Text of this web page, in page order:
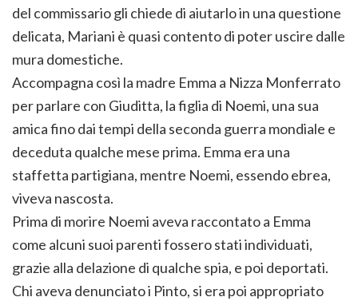
del commissario gli chiede di aiutarlo in una questione
delicata, Mariani è quasi contento di poter uscire dalle
mura domestiche.
Accompagna così la madre Emma a Nizza Monferrato
per parlare con Giuditta, la figlia di Noemi, una sua
amica fino dai tempi della seconda guerra mondiale e
deceduta qualche mese prima. Emma era una
staffetta partigiana, mentre Noemi, essendo ebrea,
viveva nascosta.
Prima di morire Noemi aveva raccontato a Emma
come alcuni suoi parenti fossero stati individuati,
grazie alla delazione di qualche spia, e poi deportati.
Chi aveva denunciato i Pinto, si era poi appropriato